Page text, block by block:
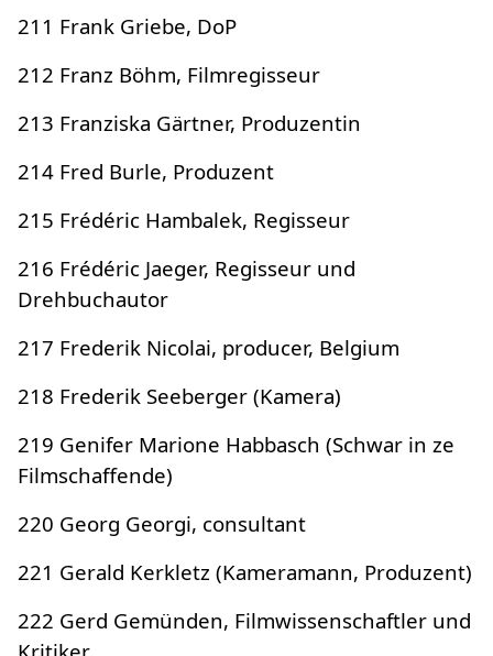
211 Frank Griebe, DoP
212 Franz Böhm, Filmregisseur
213 Franziska Gärtner, Produzentin
214 Fred Burle, Produzent
215 Frédéric Hambalek, Regisseur
216 Frédéric Jaeger, Regisseur und
Drehbuchautor
217 Frederik Nicolai, producer, Belgium
218 Frederik Seeberger (Kamera)
219 Genifer Marione Habbasch (Schwar in ze
Filmschaffende)
220 Georg Georgi, consultant
221 Gerald Kerkletz (Kameramann, Produzent)
222 Gerd Gemünden, Filmwissenschaftler und